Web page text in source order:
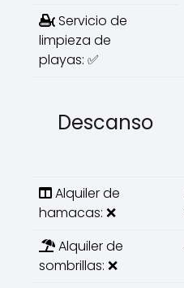
Servicio de
limpieza de
playas: ✅
Descanso
Alquiler de
hamacas: ❌
Alquiler de
sombrillas: ❌